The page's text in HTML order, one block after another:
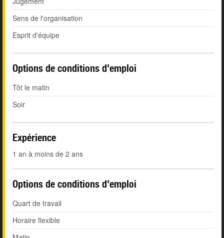
Sens de l'organisation
Esprit d'équipe
Options de conditions d'emploi
Tôt le matin
Soir
Expérience
1 an à moins de 2 ans
Options de conditions d'emploi
Quart de travail
Horaire flexible